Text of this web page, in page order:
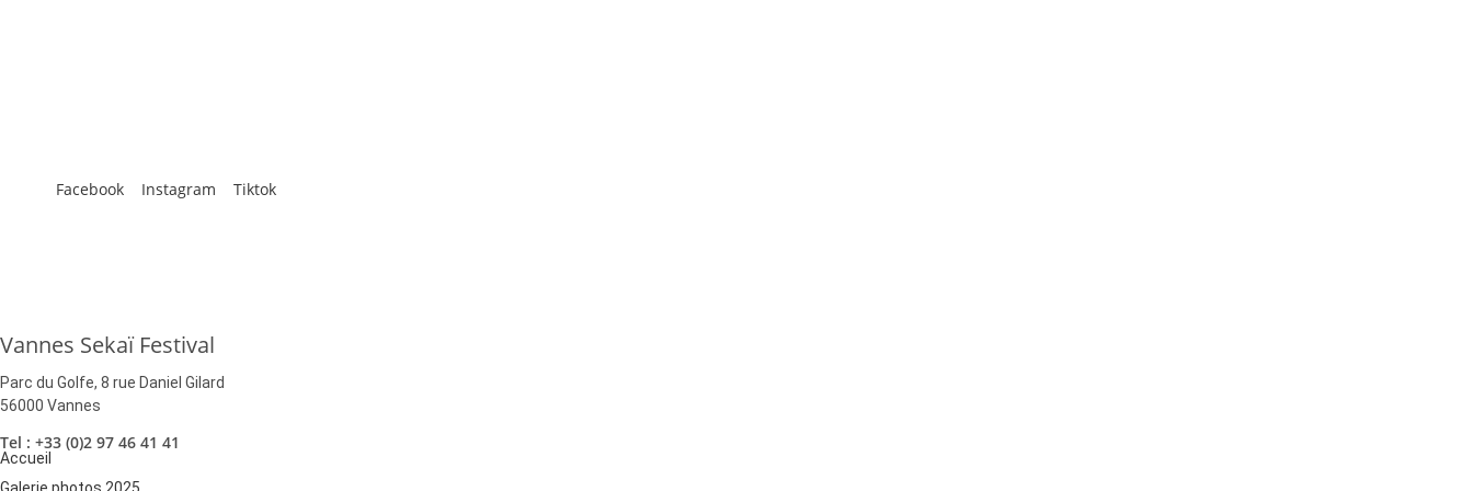
Facebook Instagram Tiktok
Vannes Sekaï Festival
Parc du Golfe, 8 rue Daniel Gilard
56000 Vannes
Tel : +33 (0)2 97 46 41 41
Accueil